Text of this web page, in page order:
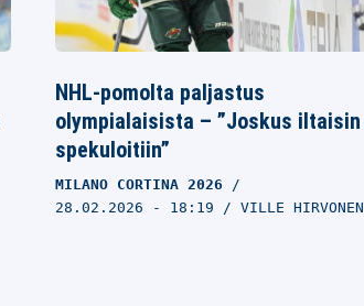
NHL-pomolta paljastus
olympialaisista – ”Joskus iltaisin
spekuloitiin”
MILANO CORTINA 2026
28.02.2026 - 18:19 VILLE HIRVONEN